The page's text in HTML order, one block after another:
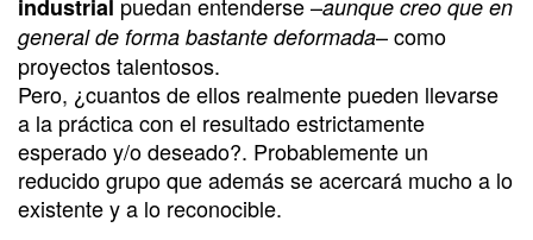
industrial
aunque creo que en
general de forma bastante deformada– como
proyectos talentosos.
Pero, ¿cuantos de ellos realmente pueden llevarse
a la práctica con el resultado estrictamente
esperado y/o deseado?. Probablemente un
reducido grupo que además se acercará mucho a lo
existente y a lo reconocible.